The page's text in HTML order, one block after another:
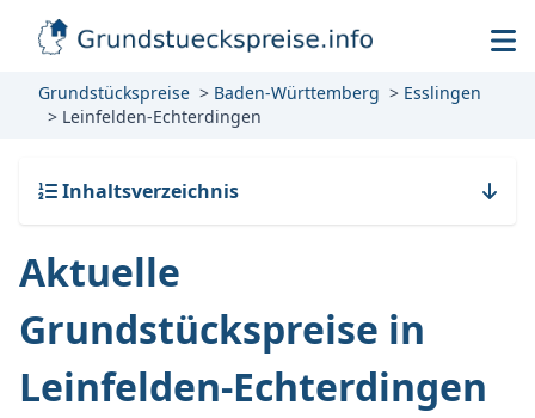
Grundstückspreise Baden-Württemberg
Esslingen
Leinfelden-Echterdingen
Inhaltsverzeichnis
Aktuelle
Grundstückspreise in
Leinfelden-Echterdingen